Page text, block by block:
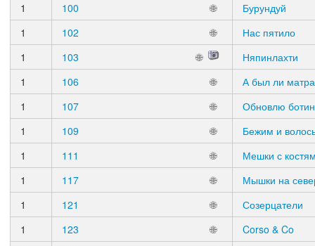
1 100 🌐
Бурундуй
1
102 🌐
Нас пятило
1
103 🌐
Няпинлахти
1
106 🌐
А был ли
1
107 🌐
Обновлю
1
109 🌐
Бежим и
1
111 🌐
Мешки с
1
117 🌐
Мышки на
1
121 🌐
Созерцатели
1
123 🌐
Corso & Co